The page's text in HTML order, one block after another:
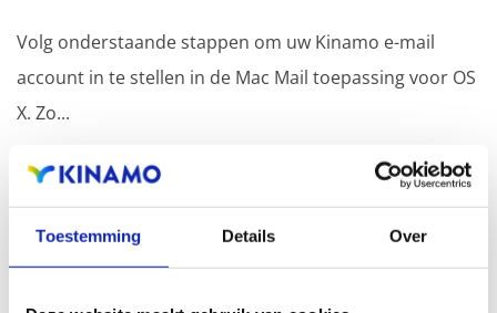
Toestemming Details Over
Volg onderstaande stappen om uw Kinamo e-mail
account in te stellen in de Mac Mail toepassing voor OS
X. Zo...